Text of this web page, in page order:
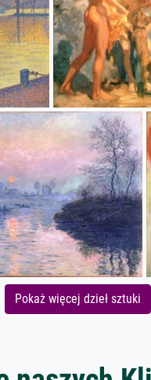
Pokaż więcej dzieł sztuki